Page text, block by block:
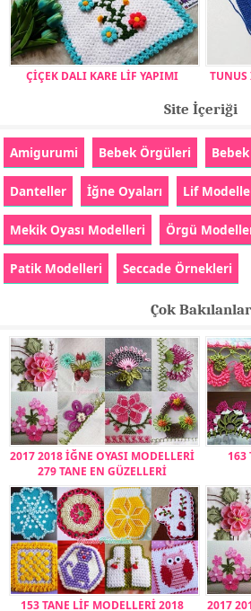
ÇİÇEK DALI KARE LİF YAPIMI
Site İçeriği
Amigurumi Bebek Örgüleri
Danteller İğne Oyaları Lif
Mekik Oyası Modelleri Örgü
Patik Modelleri Seccade Örnekleri
Çok Bakılanlar
2017 2018 İĞNE OYASI MODELLERİ
279 TANE EN GÜZELLERİ
163
153 TANE LİF MODELLERİ 2018
2017